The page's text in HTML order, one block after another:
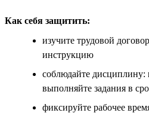
Как себя защитить:
изучите трудовой
инструкцию
соблюдайте дисциплину:
выполняйте задания в
фиксируйте рабочее